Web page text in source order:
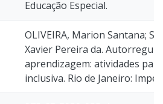
Educação Especial.
OLIVEIRA, Marion Santana;
Xavier Pereira da.
aprendizagem: atividades
inclusiva. Rio de Janeiro: